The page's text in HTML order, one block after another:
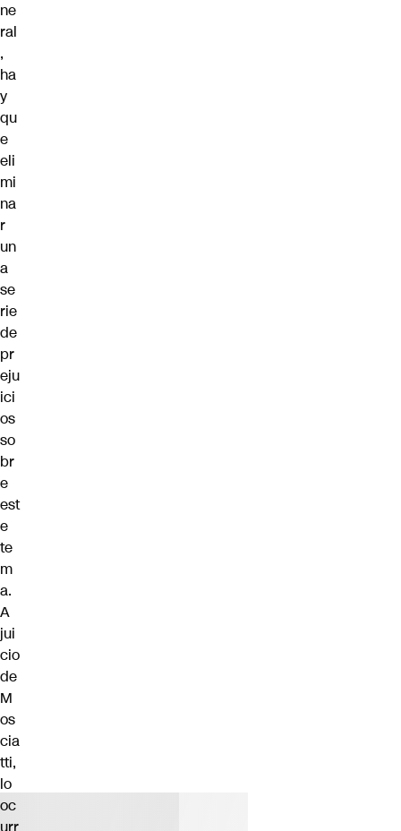
ne
ral
,
ha
y
qu
e
eli
mi
na
r
un
a
se
rie
de
pr
eju
ici
os
so
br
e
est
e
te
m
a.
A
jui
cio
de
M
os
cia
tti,
lo
oc
urr